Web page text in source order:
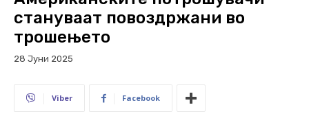
стануваат повоздржани во
трошењето
28 Јуни 2025
Viber Facebook